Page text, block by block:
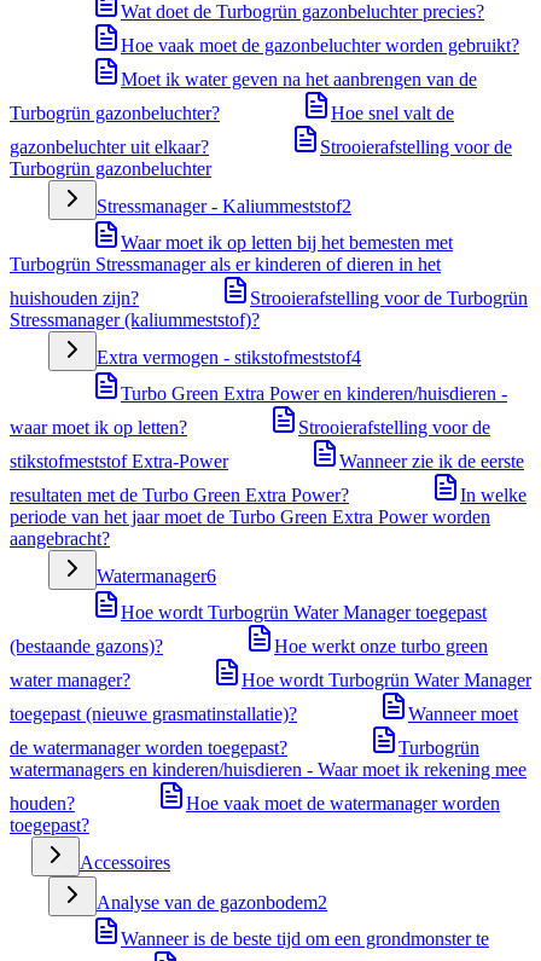
Wat doet de Turbogrün gazonbeluchter precies?
Hoe vaak moet de gazonbeluchter worden gebruikt?
Moet ik water geven na het aanbrengen van de
Turbogrün gazonbeluchter?
Hoe snel valt de
gazonbeluchter uit elkaar?
Strooierafstelling voor de
Turbogrün gazonbeluchter
Stressmanager - Kaliummeststof2
Waar moet ik op letten bij het bemesten met
Turbogrün Stressmanager als er kinderen of dieren in het
huishouden zijn?
Strooierafstelling voor de Turbogrün
Stressmanager (kaliummeststof)?
Extra vermogen - stikstofmeststof4
Turbo Green Extra Power en kinderen/huisdieren -
waar moet ik op letten?
Strooierafstelling voor de
stikstofmeststof Extra-Power
Wanneer zie ik de eerste
resultaten met de Turbo Green Extra Power?
In welke
periode van het jaar moet de Turbo Green Extra Power worden
aangebracht?
Watermanager6
Hoe wordt Turbogrün Water Manager toegepast
(bestaande gazons)?
Hoe werkt onze turbo green
water manager?
Hoe wordt Turbogrün Water Manager
toegepast (nieuwe grasmatinstallatie)?
Wanneer moet
de watermanager worden toegepast?
Turbogrün
watermanagers en kinderen/huisdieren - Waar moet ik rekening mee
houden?
Hoe vaak moet de watermanager worden
toegepast?
Accessoires
Analyse van de gazonbodem2
Wanneer is de beste tijd om een grondmonster te